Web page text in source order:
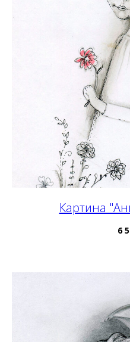
Картина
6